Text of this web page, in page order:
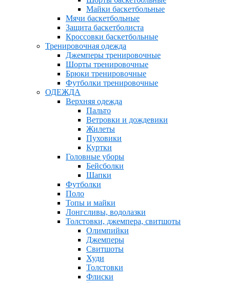
Майки баскетбольные
Мячи баскетбольные
Защита баскетболиста
Кроссовки баскетбольные
Тренировочная одежда
Джемперы тренировочные
Шорты тренировочные
Брюки тренировочные
Футболки тренировочные
ОДЕЖДА
Верхняя одежда
Пальто
Ветровки и дождевики
Жилеты
Пуховики
Куртки
Головные уборы
Бейсболки
Шапки
Футболки
Поло
Топы и майки
Лонгсливы, водолазки
Толстовки, джемпера, свитшоты
Олимпийки
Джемперы
Свитшоты
Худи
Толстовки
Флиски